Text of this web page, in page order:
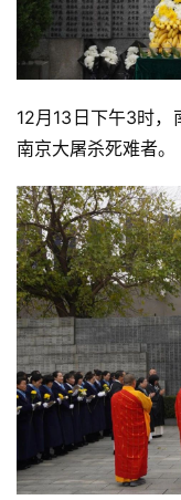
12月13日下午3时，
南京大屠杀死难者。